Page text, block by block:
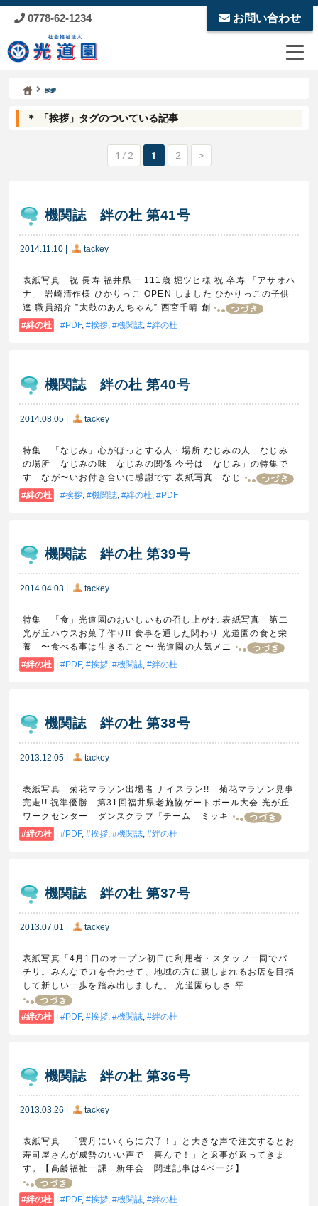
0778-62-1234 お問い合わせ
社会福祉法人 光道園
挨拶
＊ 「挨拶」タグのついている記事
1 / 2 1 2 >
機関誌 絆の杜 第41号
2014.11.10 tackey
表紙写真 祝 長寿 福井県一 111歳 堀ツヒ様 祝 卒寿 「アサオハ
ナ」 岩崎清作様 ひかりっこ OPEN しました ひかりっこの子供
達 職員紹介 ”太鼓のあんちゃん” 西宮千晴 創
絆の杜
PDF, 挨拶, 機関誌, 絆の杜
機関誌 絆の杜 第40号
2014.08.05 | tackey
特集 「なじみ」心がほっとする人・場所 なじみの人 なじみ
の場所 なじみの味 なじみの関係 今号は「なじみ」の特集で
す なが〜いお付き合いに感謝です 表紙写真 なじ
絆の杜 | 挨拶 機関誌 絆の杜 PDF
機関誌 絆の杜 第39号
2014.04.03 | tackey
特集 「食」光道園のおいしいもの召し上がれ 表紙写真 第二
光が丘ハウスお菓子作り!! 食事を通した関わり 光道園の食と栄
養 〜食べる事は生きること〜 光道園の人気メニ
絆の杜 | PDF, 挨拶, 機関誌, 絆の杜
機関誌 絆の杜 第38号
2013.12.05 tackey
表紙写真 菊花マラソン出場者 ナイスラン!! 菊花マラソン見事
完走!! 祝準優勝 第31回福井県老施協ゲートボール大会 光が丘
ワークセンター ダンスクラブ『チーム ミッキ
絆の杜
PDF, 挨拶, 機関誌, 絆の杜
機関誌 絆の杜 第37号
2013.07.01 tackey
表紙写真「4月1日のオープン初日に利用者・スタッフ一同でパ
チリ。みんなで力を合わせて、地域の方に親しまれるお店を目指
して新しい一歩を踏み出しました。 光道園らしさ 平
絆の杜 PDF, 挨拶, 機関誌, 絆の杜
機関誌 絆の杜 第36号
2013.03.26 tackey
表紙写真 「雲丹にいくらに穴子！」と大きな声で注文するとお
寿司屋さんが威勢のいい声で「喜んで！」と返事が返ってきま
す。【高齢福祉一課 新年会 関連記事は4ページ】
絆の杜 PDF, 挨拶, 機関誌, 絆の杜